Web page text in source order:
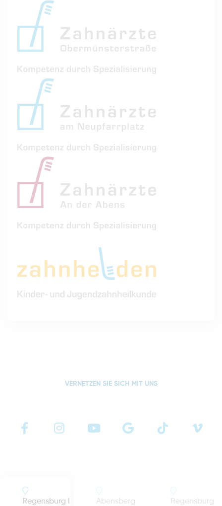
VERNETZEN SIE SICH MIT UNS
Regensburg I Abensberg
Regensburg